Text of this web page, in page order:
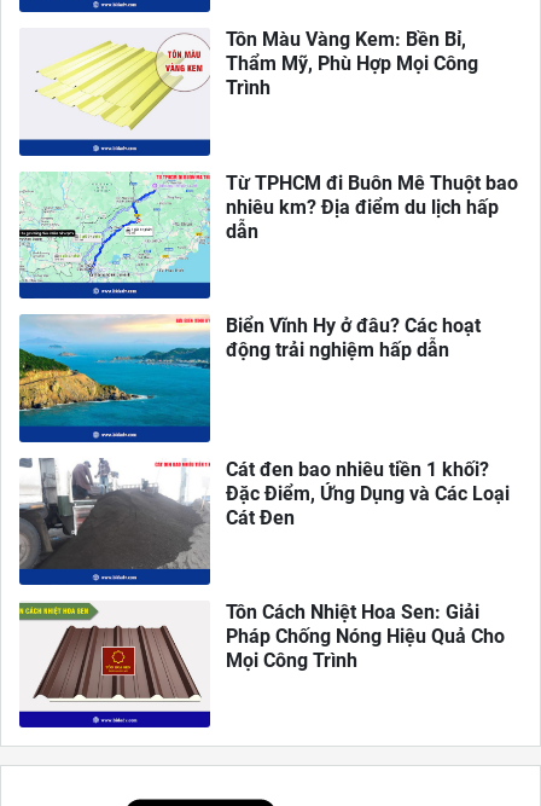
Tôn Màu Vàng Kem: Bền Bỉ,
Thẩm Mỹ, Phù Hợp Mọi Công
Trình
Từ TPHCM đi Buôn Mê Thuột bao
nhiêu km? Địa điểm du lịch hấp
dẫn
Biển Vĩnh Hy ở đâu? Các hoạt
động trải nghiệm hấp dẫn
Cát đen bao nhiêu tiền 1 khối?
Đặc Điểm, Ứng Dụng và Các Loại
Cát Đen
Tôn Cách Nhiệt Hoa Sen: Giải
Pháp Chống Nóng Hiệu Quả Cho
Mọi Công Trình